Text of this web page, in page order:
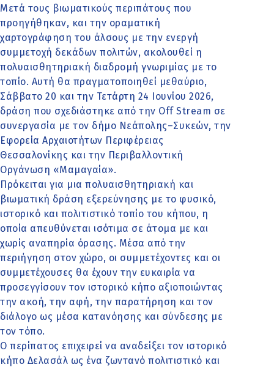
Μετά τους βιωματικούς περιπάτους που
προηγήθηκαν, και την οραματική
χαρτογράφηση του άλσους με την ενεργή
συμμετοχή δεκάδων πολιτών, ακολουθεί η
πολυαισθητηριακή διαδρομή γνωριμίας με το
τοπίο. Αυτή θα πραγματοποιηθεί μεθαύριο,
Σάββατο 20 και την Τετάρτη 24 Ιουνίου 2026,
δράση που σχεδιάστηκε από την Off Stream σε
συνεργασία με τον δήμο Νεάπολης–Συκεών, την
Εφορεία Αρχαιοτήτων Περιφέρειας
Θεσσαλονίκης και την Περιβαλλοντική
Οργάνωση «Μαμαγαία».
Πρόκειται για μια πολυαισθητηριακή και
βιωματική δράση εξερεύνησης με το φυσικό,
ιστορικό και πολιτιστικό τοπίο του κήπου, η
οποία απευθύνεται ισότιμα σε άτομα με και
χωρίς αναπηρία όρασης. Μέσα από την
περιήγηση στον χώρο, οι συμμετέχοντες και οι
συμμετέχουσες θα έχουν την ευκαιρία να
προσεγγίσουν τον ιστορικό κήπο αξιοποιώντας
την ακοή, την αφή, την παρατήρηση και τον
διάλογο ως μέσα κατανόησης και σύνδεσης με
τον τόπο.
Ο περίπατος επιχειρεί να αναδείξει τον ιστορικό
κήπο Δελασάλ ως ένα ζωντανό πολιτιστικό και